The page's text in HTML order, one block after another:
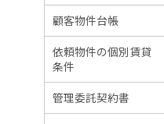
顧客物件台帳
依頼物件の個別賃貸
条件
管理委託契約書